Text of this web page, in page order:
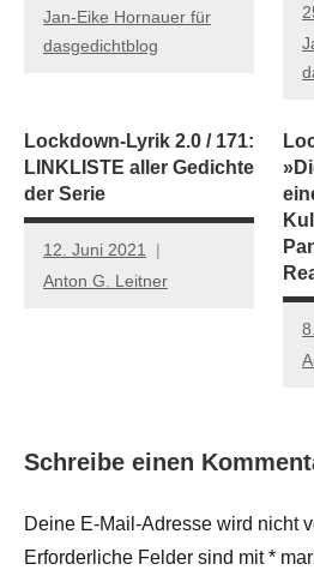
Jan-Eike Hornauer für
dasgedichtblog
Lockdown-Lyrik 2.0 / 171:
LINKLISTE aller Gedichte
der Serie
12. Juni 2021
Anton G. Leitner
Schreibe einen
Deine E-Mail-Adresse wird nicht
Erforderliche Felder sind mit*